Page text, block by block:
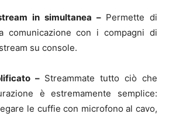
in simultanea – Permette di
comunicazione con i compagni di
su console.
– Streammate tutto ciò che
è estremamente semplice:
le cuffie con microfono al cavo,